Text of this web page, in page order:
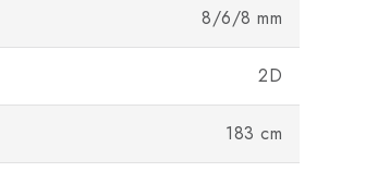
8/6/8 mm
2D
183 cm